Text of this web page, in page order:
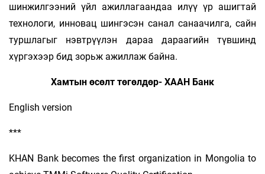
шинжилгээний үйл ажиллагаандаа илүү үр ашигтай
технологи, инновац шингэсэн санал санаачилга, сайн
туршлагыг нэвтрүүлэн дараа дараагийн түвшинд
хүргэхээр бид зорьж ажиллаж байна.
Хамтын өсөлт төгөлдөр- ХААН Банк
English version
***
KHAN Bank becomes the first organization in Mongolia to